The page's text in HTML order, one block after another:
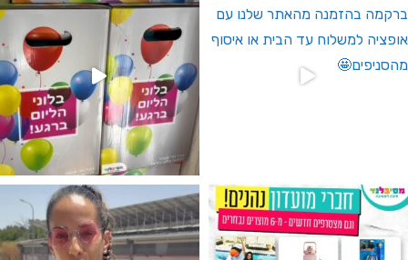
מין העובר רק במסיבלנד !! קיים